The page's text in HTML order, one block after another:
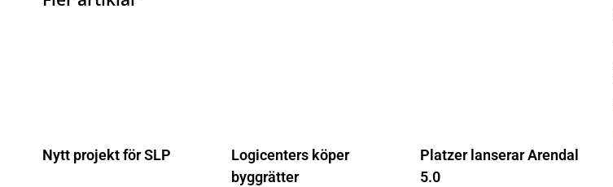
Nytt projekt för SLP
Logicenters köper
byggrätter
Platzer lanserar Arendal
5.0